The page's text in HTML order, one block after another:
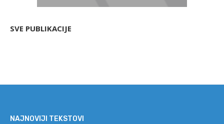
SVE PUBLIKACIJE
NAJNOVIJI TEKSTOVI